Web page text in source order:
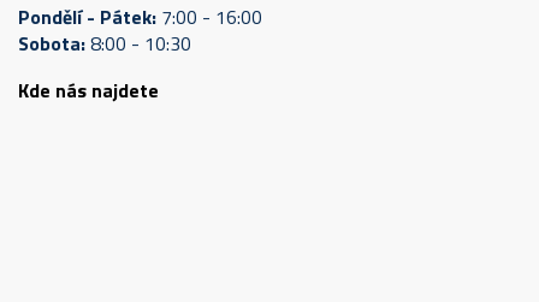
Pondělí - Pátek: 7:00 - 16:00
Sobota:8:00 - 10:30
Kde nás najdete